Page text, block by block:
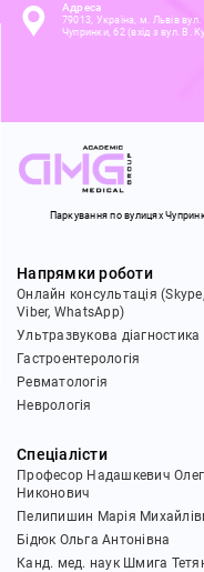
Адреса
79013, Україна, м. Львів вул.
Чупринки, 62(вхід з вул. В.
Паркування по вулицях
Напрямки роботи
Онлайн консультація (Skype,
Viber, WhatsApp)
Ультразвукова діагностика
Гастроентерологія
Ревматологія
Неврологія
Спеціалісти
Професор Надашкевич Олег
Никонович
Пелипишин Марія
Бідюк Ольга Антонівна
Канд. мед. наук Шмига